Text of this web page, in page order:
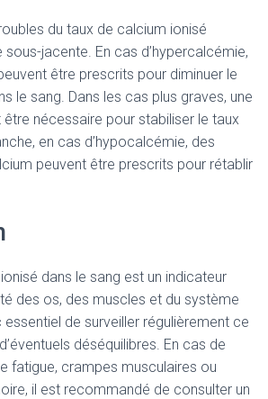
du taux de calcium ionisé
jacente. En cas d’hypercalcémie,
être prescrits pour diminuer le
le sang. Dans les cas plus graves, une
nécessaire pour stabiliser le taux
en cas d’hypocalcémie, des
peuvent être prescrits pour rétablir
dans le sang est un indicateur
des os, des muscles et du système
de surveiller régulièrement ce
déséquilibres. En cas de
fatigue, crampes musculaires ou
il est recommandé de consulter un